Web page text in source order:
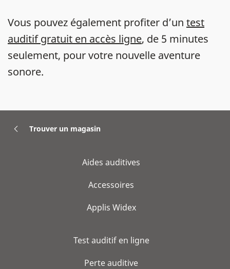
Vous pouvez également profiter d’un test
auditif gratuit en accès ligne, de 5 minutes
seulement, pour votre nouvelle aventure
sonore.
Trouver un magasin
Aides auditives
Accessoires
Applis Widex
Test auditif en ligne
Perte auditive